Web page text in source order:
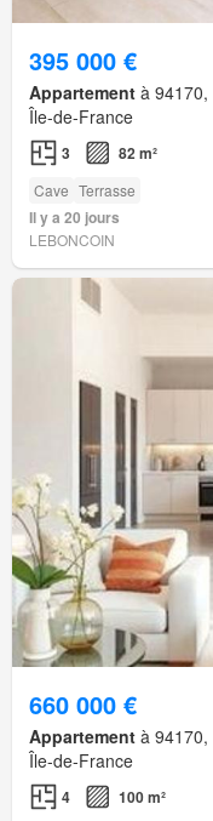
395 000 €
Appartement à 94170,
Île-de-France
3 82 m²
Cave Terrasse
Il y a 20 jours
LEBONCOIN
660 000 €
Appartement à 94170,
Île-de-France
4 100 m²